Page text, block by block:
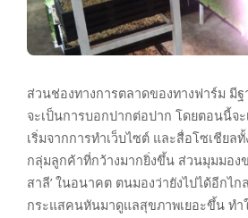
ส่วนช่องทางการตลาดของทางฟาร์ม มี
จะเป็นการบอกปากต่อปาก โดยตอนนี้จ
เริ่มจากการทำเว็บไซต์ และสื่อโซเชียล
กลุ่มลูกค้าที่กว้างมากยิ่งขึ้น ส่วนมุมมอง
สาลี’ ในอนาคต ตนมองว่ายังไปได้อีกไ
กระแสคนหันมาดูแลสุขภาพเยอะขึ้น ทำ